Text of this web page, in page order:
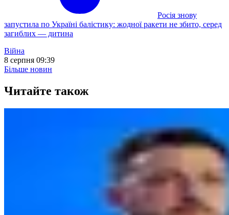
Росія знову
запустила по Україні балістику: жодної ракети не збито, серед
загиблих — дитина
Війна
8 серпня 09:39
Більше новин
Читайте також